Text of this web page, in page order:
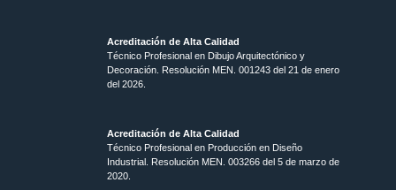
Acreditación de Alta Calidad
Técnico Profesional en Dibujo Arquitectónico y
Decoración. Resolución MEN. 001243 del 21 de enero
del 2026.
Acreditación de Alta Calidad
Técnico Profesional en Producción en Diseño
Industrial. Resolución MEN. 003266 del 5 de marzo de
2020.